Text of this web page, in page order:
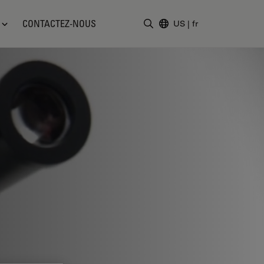
CONTACTEZ-NOUS US | fr